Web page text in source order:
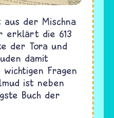
aus der Mischna
erklärt die 613
der Tora und
damit
Fragen
ist neben
Buch der